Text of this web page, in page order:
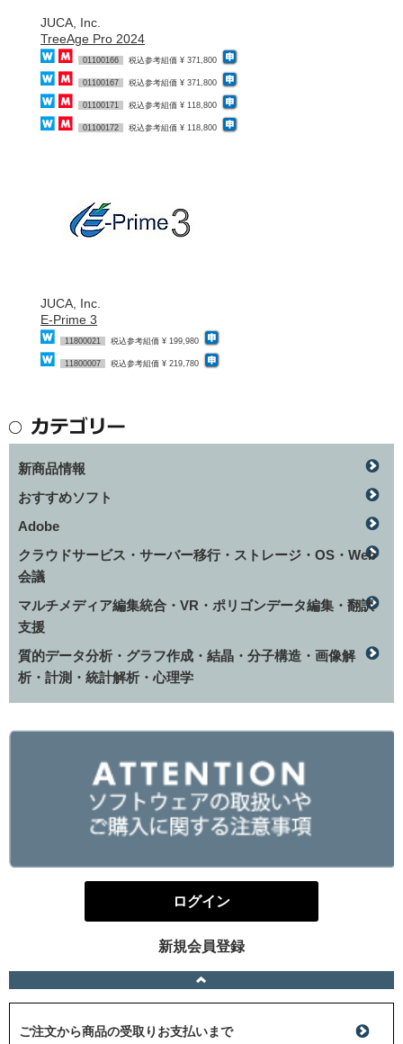
JUCA, Inc.
TreeAge Pro 2024
01100166 税込参考組価 ¥ 371,800
01100167 税込参考組価 ¥ 371,800
01100171 税込参考組価 ¥ 118,800
01100172 税込参考組価 ¥ 118,800
JUCA, Inc.
E-Prime 3
11800021 税込参考組価 ¥ 199,980
11800007 税込参考組価 ¥ 219,780
新商品情報
おすすめソフト
Adobe
クラウドサービス・サーバー移行・ストレージ・OS・Web
会議
マルチメディア編集統合・VR・ポリゴンデータ編集・翻訳
支援
質的データ分析・グラフ作成・結晶・分子構造・画像解
析・計測・統計解析・心理学
ログイン
新規会員登録
ご注文から商品の受取りお支払いまで